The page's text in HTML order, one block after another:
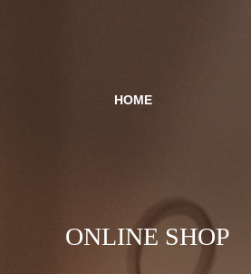
HOME
ONLINE SHOP